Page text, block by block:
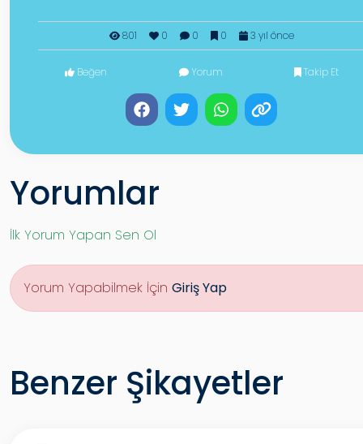
801 0 0 0 3 yıl önce
Beğen Yorum Takip Et
Yorumlar
İlk Yorum Yapan Sen Ol
Yorum Yapabilmek İçin Giriş Yap
Benzer Şikayetler